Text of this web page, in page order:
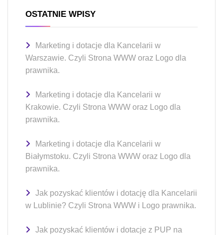
OSTATNIE WPISY
Marketing i dotacje dla Kancelarii w
Warszawie. Czyli Strona WWW oraz Logo dla
prawnika.
Marketing i dotacje dla Kancelarii w
Krakowie. Czyli Strona WWW oraz Logo dla
prawnika.
Marketing i dotacje dla Kancelarii w
Białymstoku. Czyli Strona WWW oraz Logo dla
prawnika.
Jak pozyskać klientów i dotację dla Kancelarii
w Lublinie? Czyli Strona WWW i Logo prawnika.
Jak pozyskać klientów i dotacje z PUP na